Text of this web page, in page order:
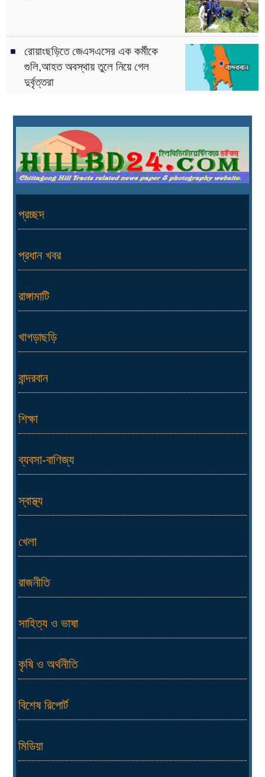
রোয়াংছড়িতে জেএসএসের এক কর্মীকে
গুলি,আহত অবস্থায় তুলে নিয়ে গেল
দুর্বৃত্তরা
প্রচ্ছদ
প্রধান খবর
রাঙ্গামাটি
খাগড়াছড়ি
বান্দরবান
শিক্ষা
ব্যবসা-বাণিজ্য
স্বাস্থ্য
খেলা
রাজনীতি
সাহিত্য ও ভাষা
কৃষি ও অর্থনীতি
বিশেষ রিপোর্ট
মিডিয়া